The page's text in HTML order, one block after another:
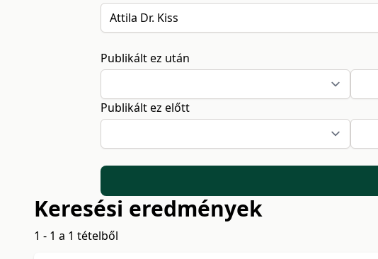
Publikált ez után
Publikált ez előtt
Keresési eredmények
1 - 1 a 1 tételből